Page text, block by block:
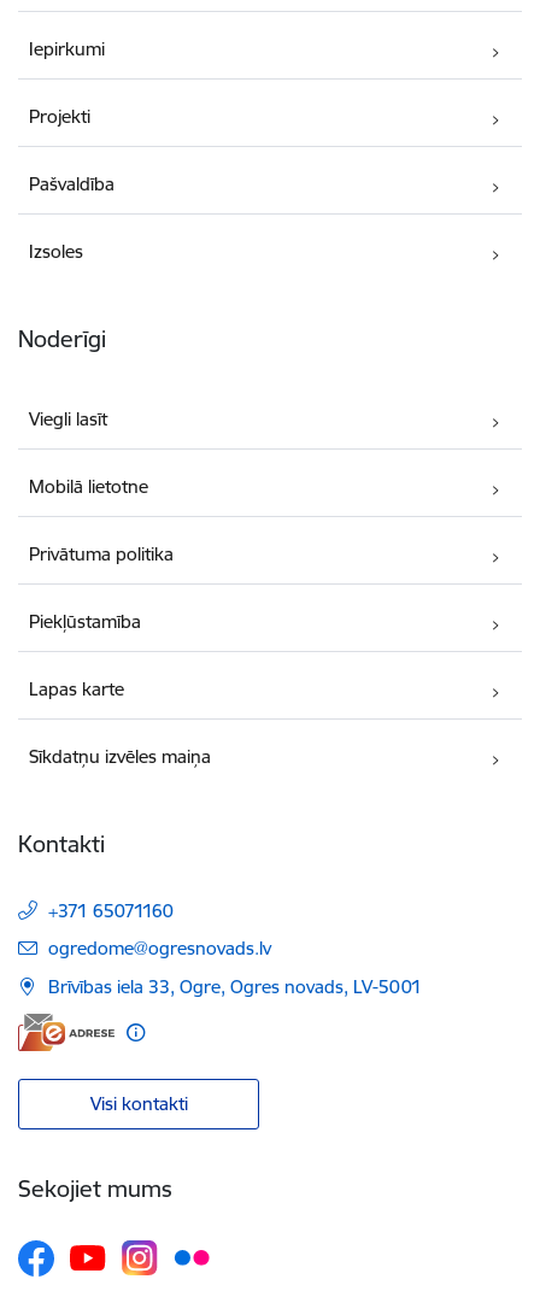
Iepirkumi
Projekti
Pašvaldība
Izsoles
Noderīgi
Viegli lasīt
Mobilā lietotne
Privātuma politika
Piekļūstamība
Lapas karte
Sīkdatņu izvēles maiņa
Kontakti
+371 65071160
E-pasts:
ogredome@ogresnovads.lv
Brīvības iela 33, Ogre, Ogres novads, LV-5001
Visi kontakti
Sekojiet mums